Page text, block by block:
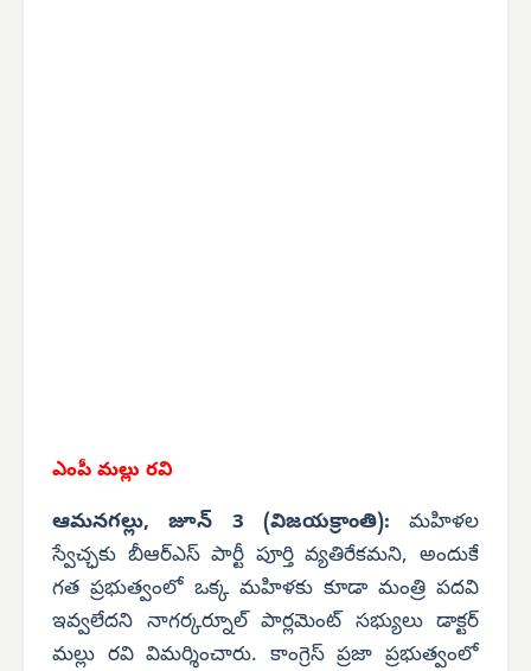
ఎంపీ మల్లు రవి
ఆమనగల్లు, జూన్ 3 (విజయక్రాంతి): మహిళల
స్వేచ్ఛకు బీఆర్‌ఎస్ పార్టీ పూర్తి వ్యతిరేకమని, అందుకే
గత ప్రభుత్వంలో ఒక్క మహిళకు కూడా మంత్రి పదవి
ఇవ్వలేదని నాగర్కర్నూల్ పార్లమెంట్ సభ్యులు డాక్టర్
మల్లు రవి విమర్శించారు. కాంగ్రెస్ ప్రజా ప్రభుత్వంలో